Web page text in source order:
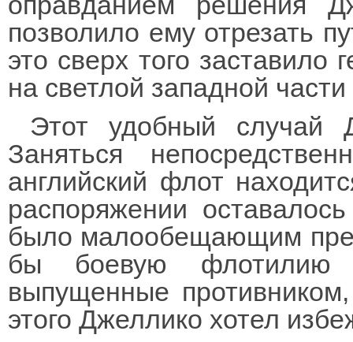
позволило ему отрезать
это сверх того заставило
на светлой западной
Этот удобный случай
Заняться
английский флот
распоряжении
было малообещающим
бы боевую флотилию
выпущенные
этого Джеллико хотел